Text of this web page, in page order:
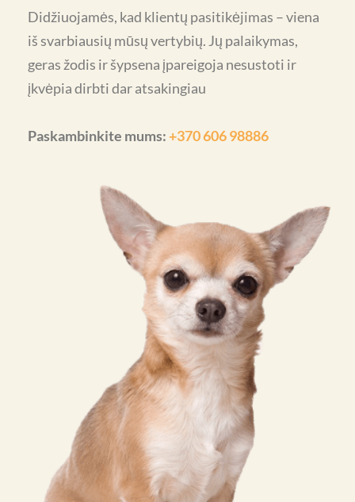
Didžiuojamės, kad klientų pasitikėjimas – viena
iš svarbiausių mūsų vertybių. Jų palaikymas,
geras žodis ir šypsena įpareigoja nesustoti ir
įkvėpia dirbti dar atsakingiau
Paskambinkite mums:+370 606 98886